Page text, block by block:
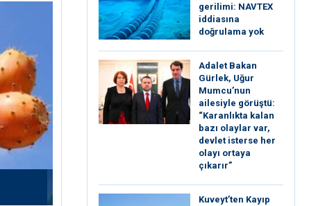
gerilimi: NAVTEX
iddiasına
doğrulama yok
Adalet Bakan
Gürlek, Uğur
Mumcu’nun
ailesiyle görüştü:
“Karanlıkta kalan
bazı olaylar var,
devlet isterse her
olayı ortaya
çıkarır”
Kuveyt’ten Kayıp